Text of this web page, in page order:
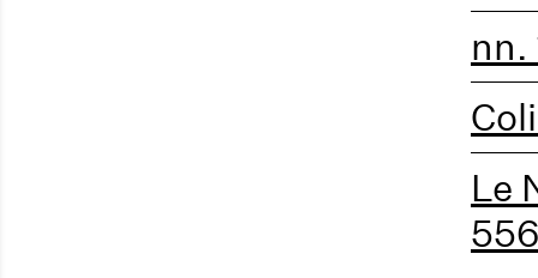
nn.
Le
556